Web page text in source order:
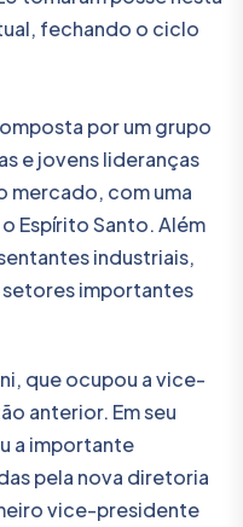
fechando o ciclo
por um grupo
e jovens lideranças
mercado, com uma
Espírito Santo. Além
industriais,
importantes
que ocupou a vice-
anterior. Em seu
a importante
pela nova diretoria
vice-presidente